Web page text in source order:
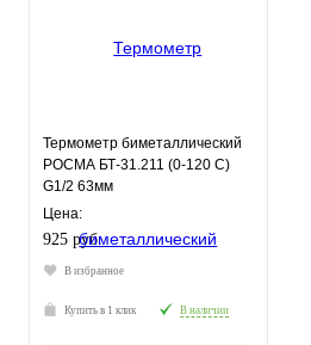
Термометр биметаллический
РОСМА БТ-31.211 (0-120 С)
G1/2 63мм
Цена:
925 руб.
В избранное
Купить в 1 клик В наличии